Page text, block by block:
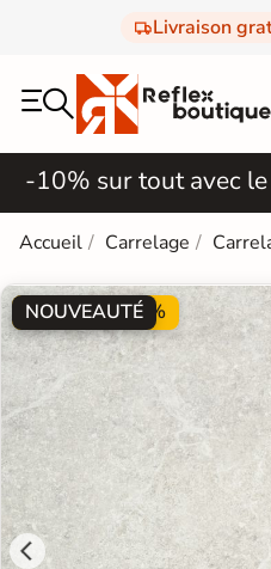
Livraison
-10% sur tout avec le
Accueil Carrelage
PROMO -25%
NOUVEAUTÉ